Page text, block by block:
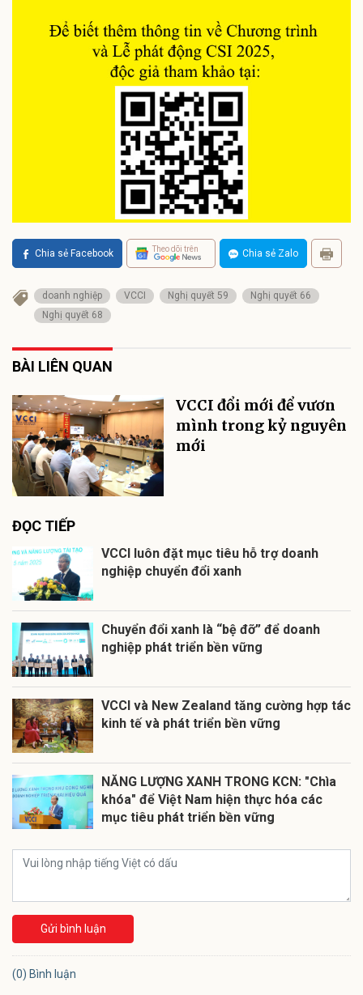
Chia sẻ Facebook Theo dõi trên Chia sẻ Zalo
doanh nghiệp VCCI Nghị quyết 59
Nghị quyết 66
Nghị quyết 68
BÀI LIÊN QUAN
VCCI đổi mới để vươn
mình trong kỷ nguyên
mới
ĐỌC TIẾP
VCCI luôn đặt mục tiêu hỗ trợ doanh
nghiệp chuyển đổi xanh
Chuyển đổi xanh là “bệ đỡ” để doanh
nghiệp phát triển bền vững
VCCI và New Zealand tăng cường hợp tác
kinh tế và phát triển bền vững
NĂNG LƯỢNG XANH TRONG KCN: "Chìa
khóa" để Việt Nam hiện thực hóa các
mục tiêu phát triển bền vững
Gửi bình luận
(0) Bình luận